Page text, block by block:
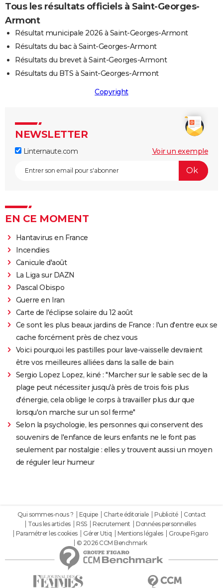
Tous les résultats officiels à Saint-Georges-
Armont
Résultat municipale 2026 à Saint-Georges-Armont
Résultats du bac à Saint-Georges-Armont
Résultats du brevet à Saint-Georges-Armont
Résultats du BTS à Saint-Georges-Armont
Copyright
NEWSLETTER
Linternaute.com Voir un exemple
EN CE MOMENT
Hantavirus en France
Incendies
Canicule d'août
La Liga sur DAZN
Pascal Obispo
Guerre en Iran
Carte de l'éclipse solaire du 12 août
Ce sont les plus beaux jardins de France : l'un d'entre eux se
cache forcément près de chez vous
Voici pourquoi les pastilles pour lave-vaisselle devraient
être vos meilleures alliées dans la salle de bain
Sergio Lopez Lopez, kiné : "Marcher sur le sable sec de la
plage peut nécessiter jusqu'à près de trois fois plus
d'énergie, cela oblige le corps à travailler plus dur que
lorsqu'on marche sur un sol ferme"
Selon la psychologie, les personnes qui conservent des
souvenirs de l'enfance de leurs enfants ne le font pas
seulement par nostalgie : elles y trouvent aussi un moyen
de réguler leur humeur
Qui sommes-nous ? Equipe Charte éditoriale Publicité
Contact
Tous les articles
RSS Recrutement
Données personnelles
Paramétrer les cookies
Gérer Utiq Mentions légales
Groupe Figaro
© 2026 CCM Benchmark